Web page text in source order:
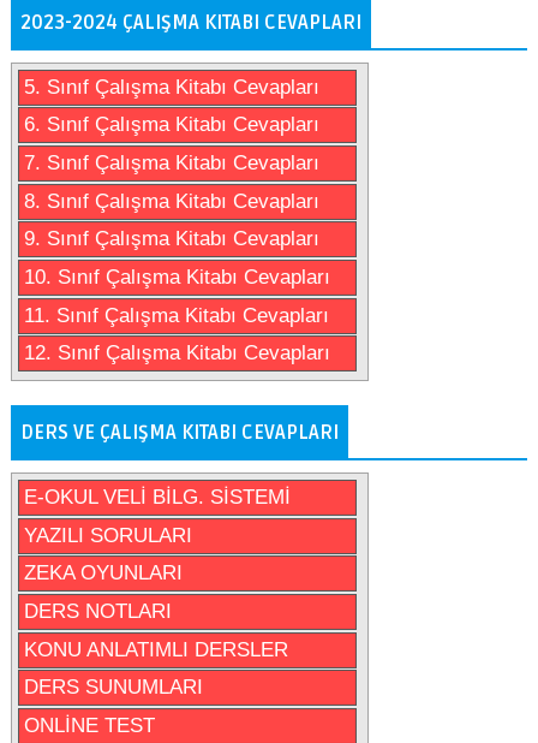
2023-2024 ÇALIŞMA KITABI CEVAPLARI
5. Sınıf Çalışma Kitabı Cevapları
6. Sınıf Çalışma Kitabı Cevapları
7. Sınıf Çalışma Kitabı Cevapları
8. Sınıf Çalışma Kitabı Cevapları
9. Sınıf Çalışma Kitabı Cevapları
10. Sınıf Çalışma Kitabı Cevapları
11. Sınıf Çalışma Kitabı Cevapları
12. Sınıf Çalışma Kitabı Cevapları
DERS VE ÇALIŞMA KITABI CEVAPLARI
E-OKUL VELİ BİLG. SİSTEMİ
YAZILI SORULARI
ZEKA OYUNLARI
DERS NOTLARI
KONU ANLATIMLI DERSLER
DERS SUNUMLARI
ONLİNE TEST